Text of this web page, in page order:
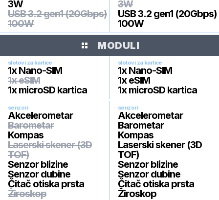
3W
USB 3.2 gen1 (20Gbps)
100W
3W
USB 3.2 gen1 (20Gbps)
100W
MODULI
slotovi za kartice
1x Nano-SIM
1x eSIM
1x microSD kartica
slotovi za kartice
1x Nano-SIM
1x eSIM
1x microSD kartica
senzori
Akcelerometar
Barometar
Kompas
Laserski skener (3D
TOF)
Senzor blizine
Senzor dubine
Čitač otiska prsta
Žiroskop
senzori
Akcelerometar
Barometar
Kompas
Laserski skener (3D
TOF)
Senzor blizine
Senzor dubine
Čitač otiska prsta
Žiroskop